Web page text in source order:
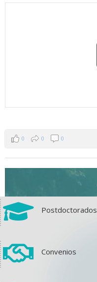
0 0 0
 Postdoctorados
 Convenios